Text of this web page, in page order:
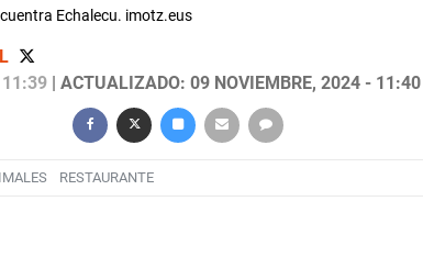
Echalecu. imotz.eus
11:39| ACTUALIZADO: 09 NOVIEMBRE, 2024 - 11:40
RESTAURANTE